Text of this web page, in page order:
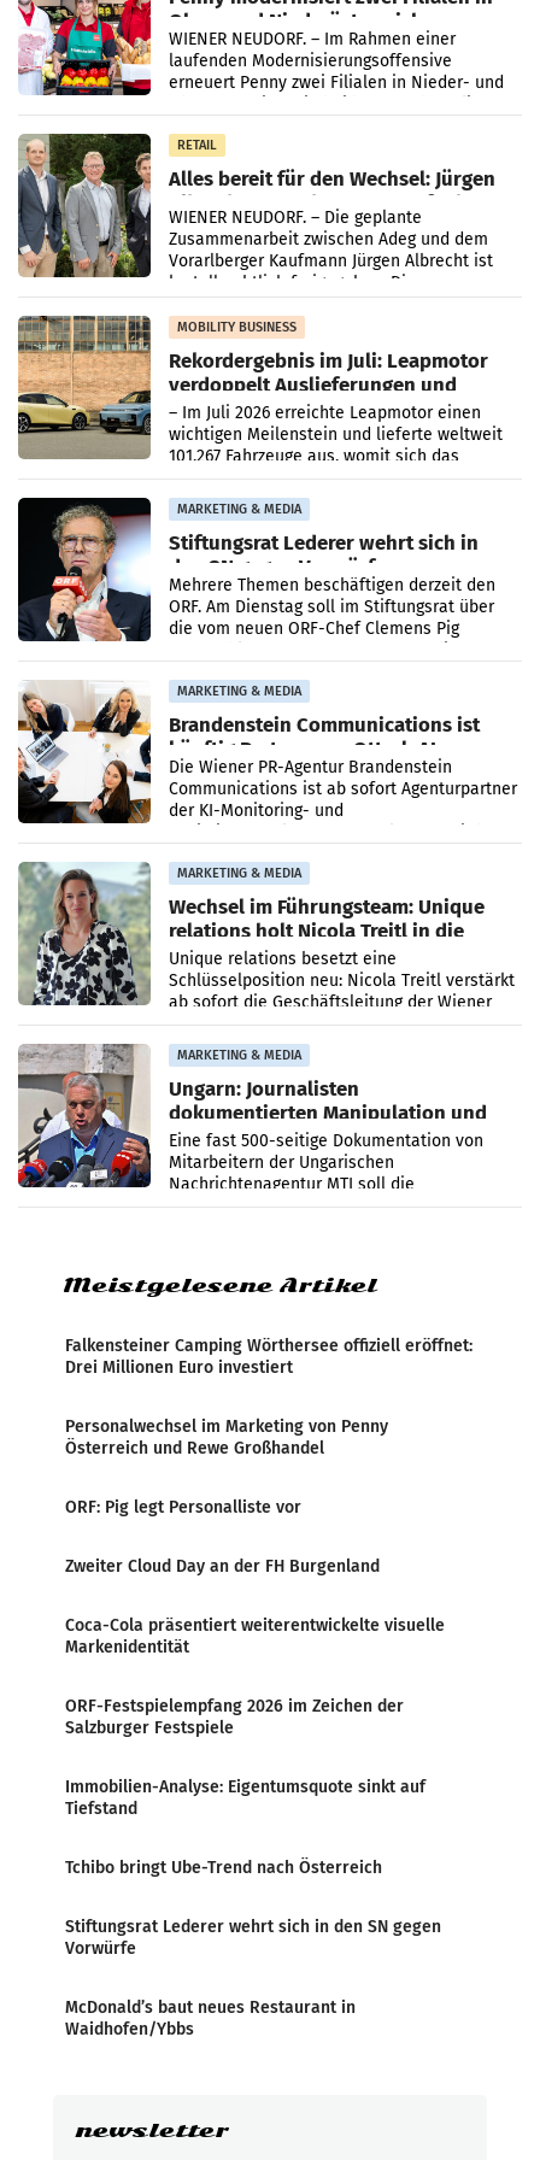
Ober- und Niederösterreich
WIENER NEUDORF. – Im Rahmen einer
laufenden Modernisierungsoffensive
erneuert Penny zwei Filialen in Nieder- und
RETAIL
Alles bereit für den Wechsel: Jürgen
Albrecht setzt ab 1.1.2027 auf Adeg
WIENER NEUDORF. – Die geplante
Zusammenarbeit zwischen Adeg und dem
Vorarlberger Kaufmann Jürgen Albrecht ist
kartellrechtlich freigegeben: Die
Bundeswettbewerbsbehörde und der
Bundeskartellanwalt
MOBILITY BUSINESS
Rekordergebnis im Juli: Leapmotor
verdoppelt Auslieferungen und
überschreitet die 100.000er-Marke
– Im Juli 2026 erreichte Leapmotor einen
wichtigen Meilenstein und lieferte weltweit
101.267 Fahrzeuge aus, womit sich das
Ergebnis gegenüber Juli 2025 mehr als
verdoppelte (+102
MARKETING & MEDIA
Stiftungsrat Lederer wehrt sich in
den SN gegen Vorwürfe
Mehrere Themen beschäftigen derzeit den
ORF. Am Dienstag soll im Stiftungsrat über
die vom neuen ORF-Chef Clemens Pig
MARKETING & MEDIA
Brandenstein Communications ist
künftig Partner von OtterlyAI
Die Wiener PR-Agentur Brandenstein
Communications ist ab sofort Agenturpartner
der KI-Monitoring- und
MARKETING & MEDIA
Wechsel im Führungsteam: Unique
relations holt Nicola Treitl in die
Geschäftsleitung
Unique relations besetzt eine
Schlüsselposition neu: Nicola Treitl verstärkt
ab sofort die Geschäftsleitung der Wiener
PR-Agentur an der Seite von Josef Kalina und
Anna Kalina-Mahr.
MARKETING & MEDIA
Ungarn: Journalisten
dokumentierten Manipulation und
Zensur
Eine fast 500-seitige Dokumentation von
Mitarbeitern der Ungarischen
Nachrichtenagentur MTI soll die
systematische Nachrichten-Manipulation und
Meistgelesene Artikel
Falkensteiner Camping Wörthersee offiziell eröffnet:
Drei Millionen Euro investiert
Personalwechsel im Marketing von Penny
Österreich und Rewe Großhandel
ORF: Pig legt Personalliste vor
Zweiter Cloud Day an der FH Burgenland
Coca-Cola präsentiert weiterentwickelte visuelle
Markenidentität
ORF-Festspielempfang 2026 im Zeichen der
Salzburger Festspiele
Immobilien-Analyse: Eigentumsquote sinkt auf
Tiefstand
Tchibo bringt Ube-Trend nach Österreich
Stiftungsrat Lederer wehrt sich in den SN gegen
Vorwürfe
McDonald’s baut neues Restaurant in
Waidhofen/Ybbs
newsletter